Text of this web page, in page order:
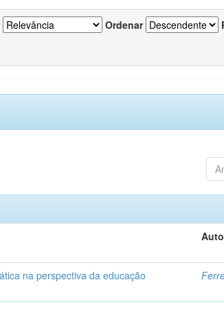
Ordenar
na perspectiva da educação